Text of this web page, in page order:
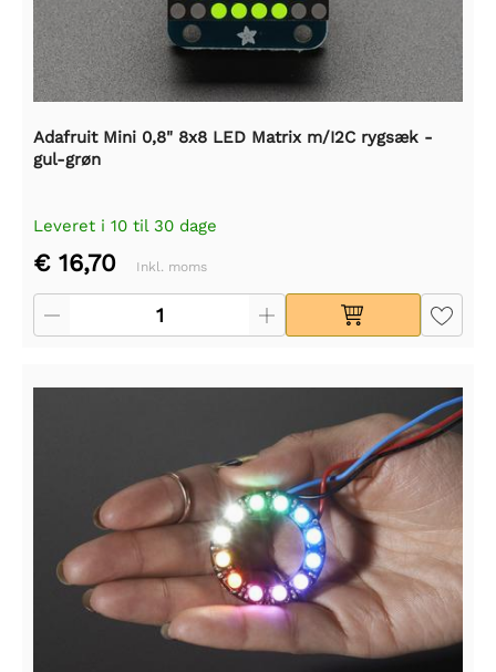
Adafruit Mini 0,8" 8x8 LED Matrix m/I2C rygsæk -
gul-grøn
Leveret i 10 til 30 dage
€ 16,70 Inkl. moms